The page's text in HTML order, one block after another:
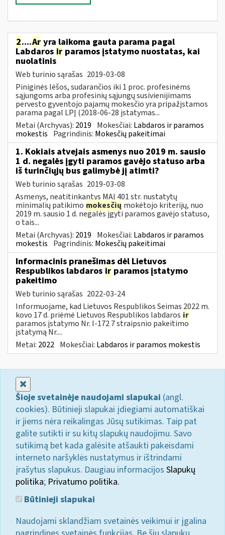
2....Ar yra laikoma gauta parama pagal
Labdaros ir paramos įstatymo nuostatas, kai
nuolatinis
Web turinio sąrašas 2019-03-08
Piniginės lėšos, sudarančios iki 1 proc. profesinėms
sąjungoms arba profesinių sąjungų susivienijimams
pervesto gyventojo pajamų mokesčio yra pripažįstamos
parama pagal LPĮ (2018-06-28 įstatymas...
Metai (Archyvas): 2019 Mokesčiai: Labdaros ir paramos
mokestis Pagrindinis: Mokesčių pakeitimai
1. Kokiais atvejais asmenys nuo 2019 m. sausio
1 d. negalės įgyti paramos gavėjo statuso arba
iš turinčiųjų bus galimybė jį atimti?
Web turinio sąrašas 2019-03-08
Asmenys, neatitinkantys MAĮ 401 str. nustatytų
minimalių patikimo mokesčių mokėtojo kriterijų, nuo
2019 m. sausio 1 d. negalės įgyti paramos gavėjo statuso,
o tais...
Metai (Archyvas): 2019 Mokesčiai: Labdaros ir paramos
mokestis Pagrindinis: Mokesčių pakeitimai
Informacinis pranešimas dėl Lietuvos
Respublikos labdaros ir paramos įstatymo
pakeitimo
Web turinio sąrašas 2022-03-24
Informuojame, kad Lietuvos Respublikos Seimas 2022 m.
kovo 17 d. priėmė Lietuvos Respublikos labdaros ir
paramos įstatymo Nr. I-172 7 straipsnio pakeitimo
įstatymą Nr....
Metai: 2022 Mokesčiai: Labdaros ir paramos mokestis
Šioje svetainėje naudojami slapukai (angl.
cookies). Būtinieji slapukai įdiegiami automatiškai
ir jiems nėra reikalingas Jūsų sutikimas. Taip pat
galite sutikti ir su kitų slapukų naudojimu. Savo
sutikimą bet kada galėsite atšaukti pakeisdami
interneto naršyklės nustatymus ir ištrindami
įrašytus slapukus. Daugiau informacijos Slapukų
politika; Privatumo politika.
Būtinieji slapukai
Naudojami sklandžiam svetainės veikimui ir įgalina